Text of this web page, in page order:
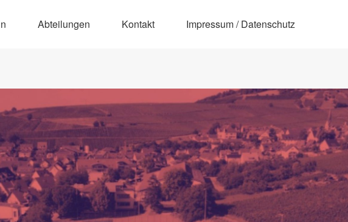
Abteilungen Kontakt Impressum / Datenschutz